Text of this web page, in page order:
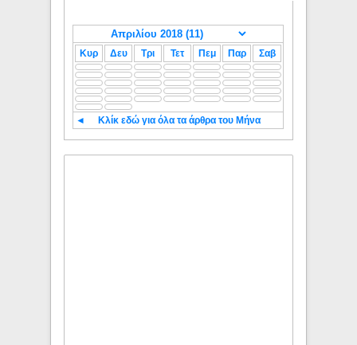
Κυρ Δευ Τρι Τετ Πεμ Παρ Σαβ
◄ Κλίκ εδώ για όλα τα άρθρα του Μήνα